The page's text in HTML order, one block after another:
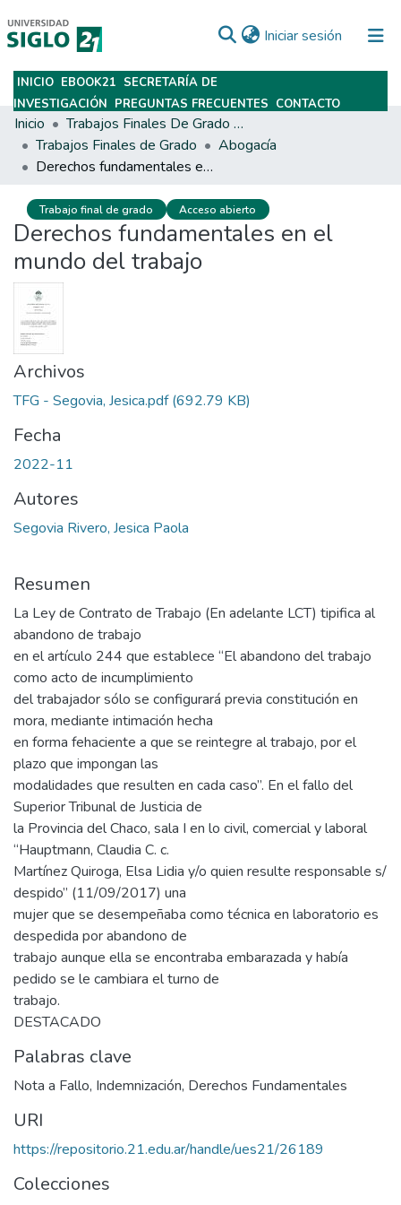
Iniciar sesión (current)
Subir
INICIO EBOOK21 SECRETARÍA DE
INVESTIGACIÓN PREGUNTAS FRECUENTES CONTACTO
Inicio
Trabajos Finales De Grado Y Posgrado
Trabajos Finales de Grado
Abogacía
Derechos fundamentales en el mundo del trabajo
Trabajo final de grado Acceso abierto
Derechos fundamentales en el
mundo del trabajo
Archivos
TFG - Segovia, Jesica.pdf(692.79 KB)
Fecha
2022-11
Autores
Segovia Rivero, Jesica Paola
Resumen
La Ley de Contrato de Trabajo (En adelante LCT) tipifica al
abandono de trabajo
en el artículo 244 que establece “El abandono del trabajo
como acto de incumplimiento
del trabajador sólo se configurará previa constitución en
mora, mediante intimación hecha
en forma fehaciente a que se reintegre al trabajo, por el
plazo que impongan las
modalidades que resulten en cada caso”. En el fallo del
Superior Tribunal de Justicia de
la Provincia del Chaco, sala I en lo civil, comercial y laboral
“Hauptmann, Claudia C. c.
Martínez Quiroga, Elsa Lidia y/o quien resulte responsable s/
despido” (11/09/2017) una
mujer que se desempeñaba como técnica en laboratorio es
despedida por abandono de
trabajo aunque ella se encontraba embarazada y había
pedido se le cambiara el turno de
trabajo.
DESTACADO
Palabras clave
Nota a Fallo, Indemnización, Derechos Fundamentales
URI
https://repositorio.21.edu.ar/handle/ues21/26189
Colecciones